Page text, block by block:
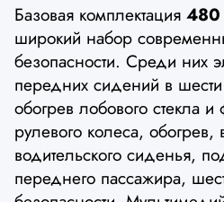
Базовая комплектация 480
широкий набор
безопасности. Среди них
передних сидений в
обогрев лобового стекла
рулевого колеса, обогрев,
водительского сиденья,
переднего пассажира,